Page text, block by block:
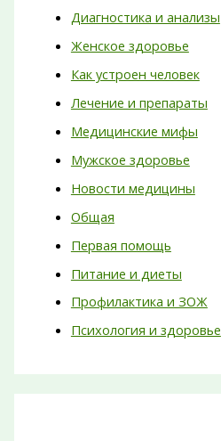
Диагностика и анализы
Женское здоровье
Как устроен человек
Лечение и препараты
Медицинские мифы
Мужское здоровье
Новости медицины
Общая
Первая помощь
Питание и диеты
Профилактика и ЗОЖ
Психология и здоровье